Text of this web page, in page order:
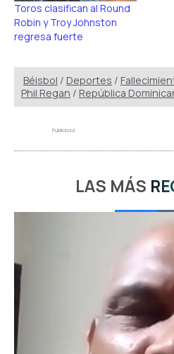
Toros clasifican al Round
Robin y Troy Johnston
regresa fuerte
Béisbol / Deportes /
Phil Regan / República
Publicidad
LAS MÁS